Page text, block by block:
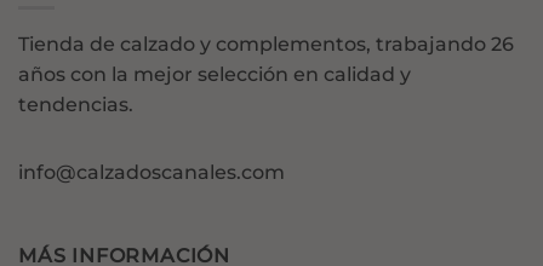
Tienda de calzado y complementos, trabajando 26
años con la mejor selección en calidad y
tendencias.
info@calzadoscanales.com
MÁS INFORMACIÓN